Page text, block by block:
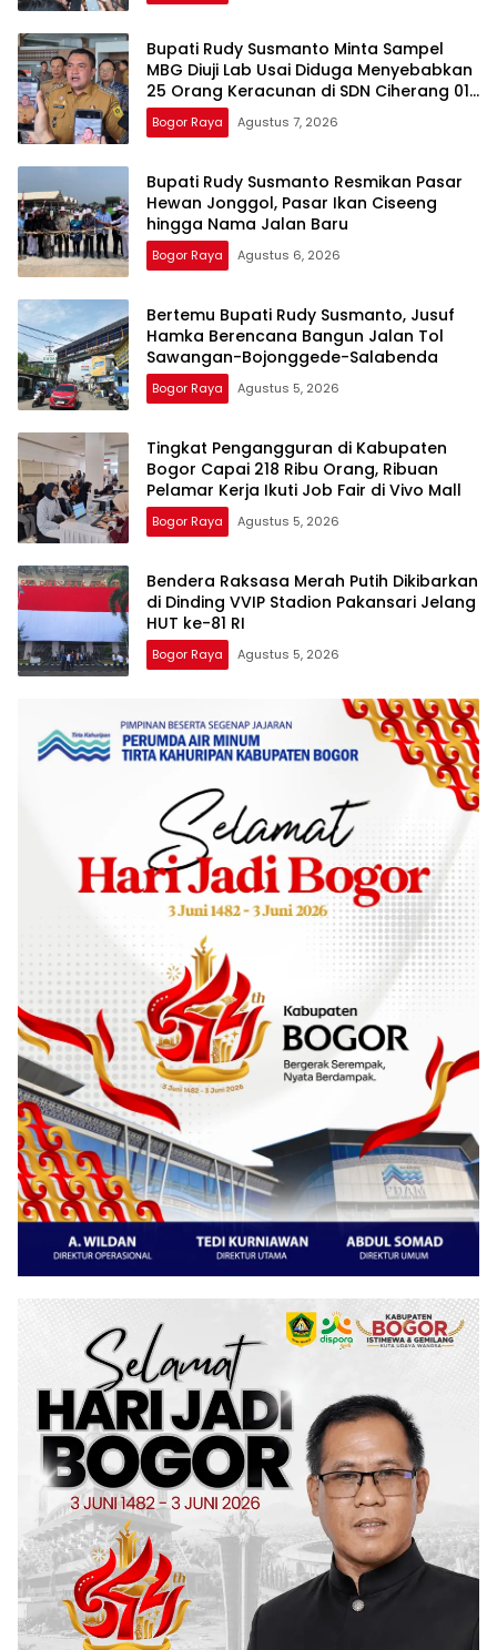
Bupati Rudy Susmanto Minta Sampel
MBG Diuji Lab Usai Diduga Menyebabkan
25 Orang Keracunan di SDN Ciherang 01
Dramaga
Bogor Raya Agustus 7, 2026
Bupati Rudy Susmanto Resmikan Pasar
Hewan Jonggol, Pasar Ikan Ciseeng
hingga Nama Jalan Baru
Bogor Raya Agustus 6, 2026
Bertemu Bupati Rudy Susmanto, Jusuf
Hamka Berencana Bangun Jalan Tol
Sawangan-Bojonggede-Salabenda
Bogor Raya Agustus 5, 2026
Tingkat Pengangguran di Kabupaten
Bogor Capai 218 Ribu Orang, Ribuan
Pelamar Kerja Ikuti Job Fair di Vivo Mall
Bogor Raya Agustus 5, 2026
Bendera Raksasa Merah Putih Dikibarkan
di Dinding VVIP Stadion Pakansari Jelang
HUT ke-81 RI
Bogor Raya Agustus 5, 2026